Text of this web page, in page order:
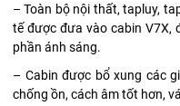
– Toàn bộ nội thất, tapluy,
tế được đưa vào cabin V7X,
phần ánh sáng.
– Cabin được bổ xung các
chống ồn, cách âm tốt hơn,